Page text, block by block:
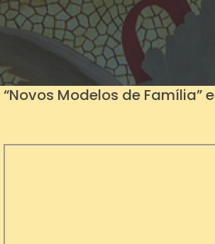
“Novos Modelos de Família”